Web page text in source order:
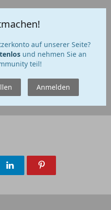
auf unserer Seite?
und nehmen Sie an
teil!
Anmelden